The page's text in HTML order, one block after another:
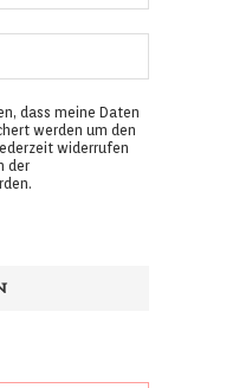
dass meine Daten
werden um den
widerrufen
der